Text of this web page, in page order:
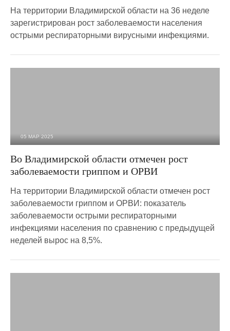
На территории Владимирской области на 36 неделе
зарегистрирован рост заболеваемости населения
острыми респираторными вирусными инфекциями.
05 МАР 2025
Во Владимирской области отмечен рост
заболеваемости гриппом и ОРВИ
На территории Владимирской области отмечен рост
заболеваемости гриппом и ОРВИ: показатель
заболеваемости острыми респираторными
инфекциями населения по сравнению с предыдущей
неделей вырос на 8,5%.